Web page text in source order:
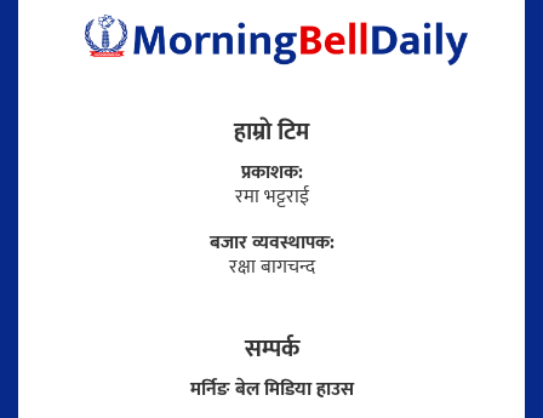
हाम्राे टिम
प्रकाशक:
रमा भट्टराई
बजार व्यवस्थापक:
रक्षा बागचन्द
सम्पर्क
मर्निङ बेल मिडिया हाउस